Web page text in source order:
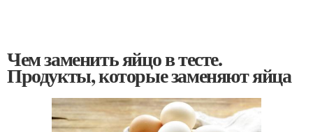
Чем заменить яйцо в тесте.
Продукты, которые заменяют яйца